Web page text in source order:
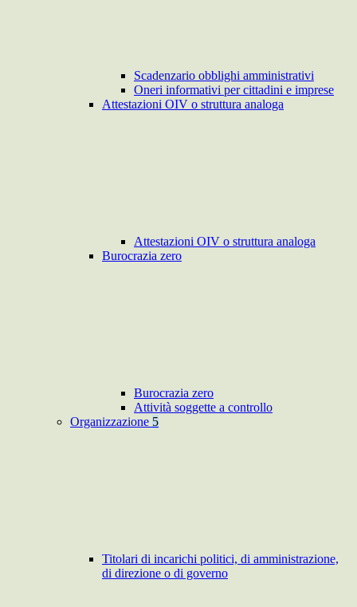
Scadenzario obblighi amministrativi
Oneri informativi per cittadini e imprese
Attestazioni OIV o struttura analoga
Attestazioni OIV o struttura analoga
Burocrazia zero
Burocrazia zero
Attività soggette a controllo
Organizzazione 5
Titolari di incarichi politici, di amministrazione,
di direzione o di governo